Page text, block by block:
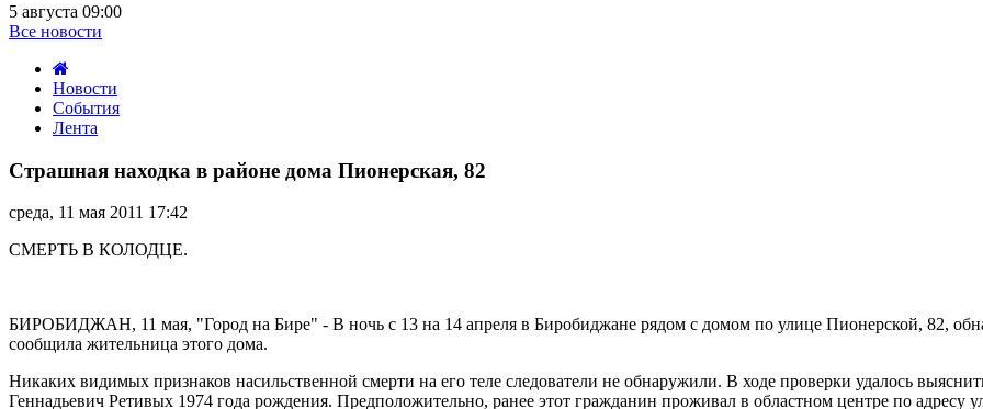
5 августа 09:00
Все новости
Новости
События
Лента
находка
районе
дома
Пионерская,
Страшная находка в районе дома Пионерская, 82
среда, 11 мая 2011 17:42
СМЕРТЬ В КОЛОДЦЕ.
БИРОБИДЖАН, 11 мая, "Город на Бире" - В ночь с 13 на 14 апреля в Биробиджане рядом с домом по улице Пионерской, 82,
сообщила жительница этого дома.
Никаких видимых признаков насильственной смерти на его теле следователи не обнаружили. В ходе проверки удалось
Геннадьевич Ретивых 1974 года рождения. Предположительно, ранее этот гражданин проживал в областном центре по адресу